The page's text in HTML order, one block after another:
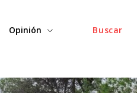
Buscar
Opinión